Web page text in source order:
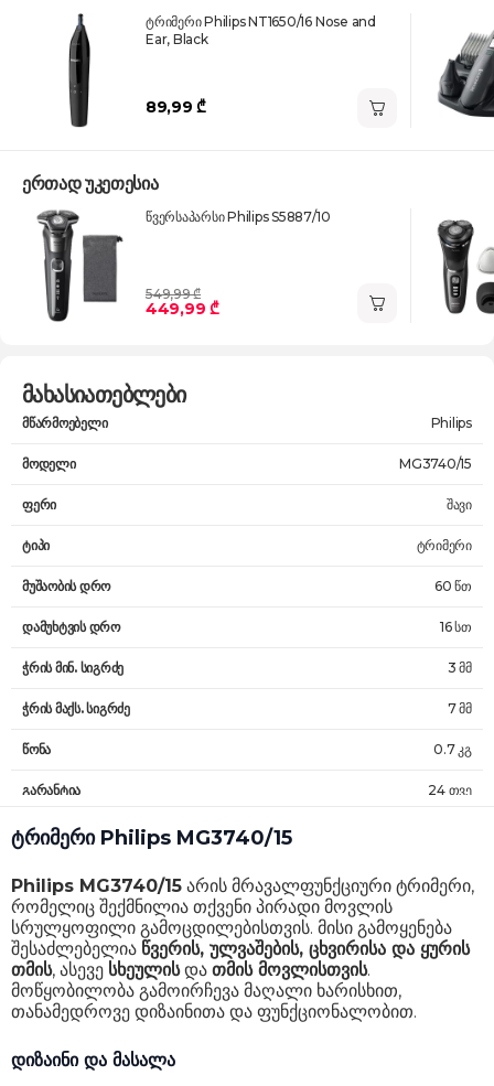
ტრიმერი Philips NT1650/16 Nose and
Ear, Black
89,99 ₾
ერთად უკეთესია
წვერსაპარსი Philips S5887/10
549,99 ₾
449,99 ₾
მახასიათებლები
მწარმოებელი Philips
მოდელი MG3740/15
ფერი შავი
ტიპი ტრიმერი
მუშაობის დრო 60 წთ
დამუხტვის დრო 16 სთ
ჭრის მინ. სიგრძე 3 მმ
ჭრის მაქს. სიგრძე 7 მმ
წონა 0.7 კგ
გარანტია 24 თვე
ტრიმერი Philips MG3740/15
Philips MG3740/15 არის მრავალფუნქციური ტრიმერი,
რომელიც შექმნილია თქვენი პირადი მოვლის
სრულყოფილი გამოცდილებისთვის. მისი გამოყენება
შესაძლებელია წვერის, ულვაშების, ცხვირისა და ყურის
თმის, ასევე სხეულისდა თმის მოვლისთვის.
მოწყობილობა გამოირჩევა მაღალი ხარისხით,
თანამედროვე დიზაინითა და ფუნქციონალობით.
დიზაინი და მასალა